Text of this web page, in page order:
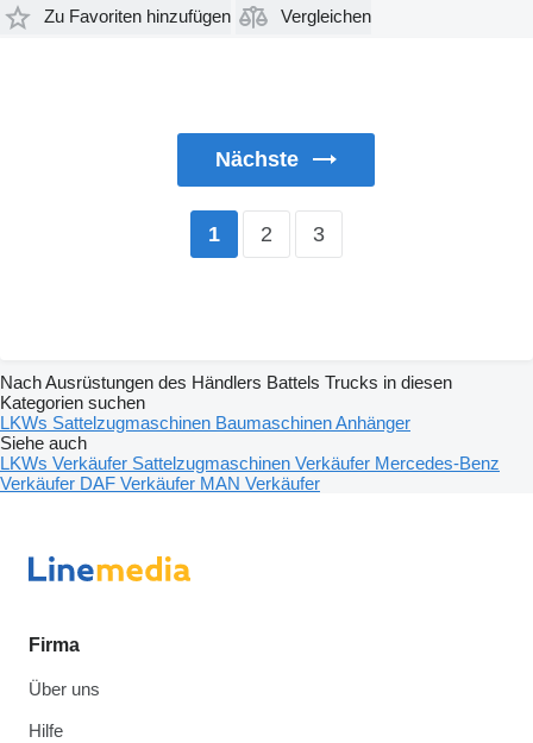
Zu Favoriten hinzufügen
Vergleichen
Nächste
1 2 3
Nach Ausrüstungen des Händlers Battels Trucks in diesen
Kategorien suchen
LKWs Sattelzugmaschinen BaumaschinenAnhänger
Siehe auch
LKWs Verkäufer Sattelzugmaschinen Verkäufer Mercedes-Benz
Verkäufer DAF Verkäufer MAN Verkäufer
Firma
Über uns
Hilfe